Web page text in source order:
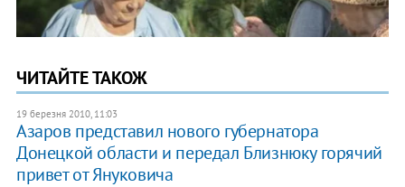
ЧИТАЙТЕ ТАКОЖ
19 березня 2010, 11:03
Азаров представил нового губернатора
Донецкой области и передал Близнюку горячий
привет от Януковича